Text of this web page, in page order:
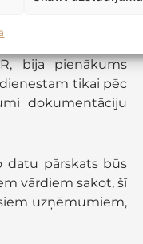
darījumu
bija pienākums
tikai pēc
dokumentāciju
datu pārskats būs
vārdiem sakot, šī
uzņēmumiem,